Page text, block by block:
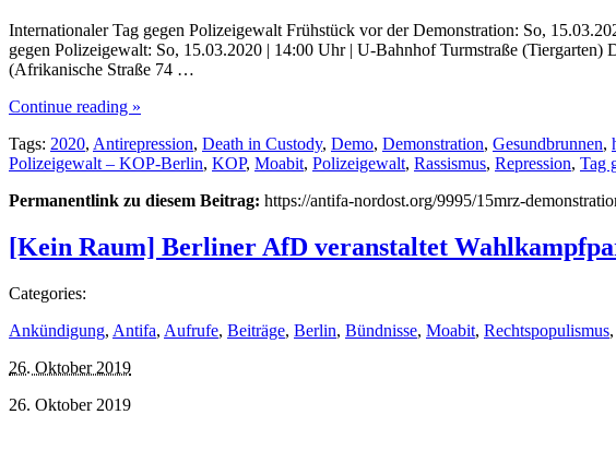
Internationaler Tag gegen Polizeigewalt Frühstück vor der Demonstration: So,
gegen Polizeigewalt: So, 15.03.2020 | 14:00 Uhr | U-Bahnhof Turmstraße
(Afrikanische Straße 74 …
Continue reading »
Tags: 2020, Antirepression, Death in Custody, Demo, Demonstration, Gesundbrunnen,
Polizeigewalt – KOP-Berlin, KOP, Moabit, Polizeigewalt, Rassismus, Repression, Tag
Permanentlink zu diesem Beitrag: https://antifa-nordost.org/9995/15mrz-
[Kein Raum] Berliner AfD veranstaltet
Categories:
Ankündigung, Antifa, Aufrufe, Beiträge, Berlin, Bündnisse, Moabit, Rechtspopulismus,
26. Oktober 2019
26. Oktober 2019